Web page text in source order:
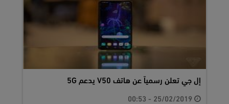
إل جي تعلن رسمياً عن هاتف V50 يدعم 5G